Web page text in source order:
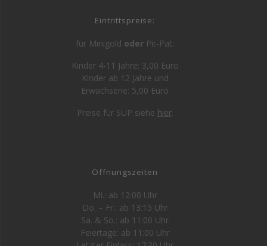
Eintrittspreise:
für Minigold oder Pit-Pat:
Kinder 4-11 Jahre: 3,00 Euro
Kinder ab 12 Jahre und
Erwachsene: 5,00 Euro
Preise für SUP siehe hier.
Öffnungszeiten
Mi.: ab 12:00 Uhr
Do. – Fr.: ab 13:15 Uhr
Sa. & So.: ab 11:00 Uhr
Feiertage: ab 11:00 Uhr